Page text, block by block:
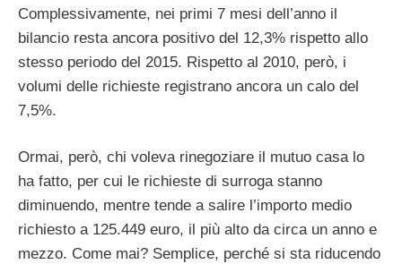
Complessivamente, nei primi 7 mesi dell’anno il
bilancio resta ancora positivo del 12,3% rispetto allo
stesso periodo del 2015. Rispetto al 2010, però, i
volumi delle richieste registrano ancora un calo del
7,5%.
Ormai, però, chi voleva rinegoziare il mutuo casa lo
ha fatto, per cui le richieste di surroga stanno
diminuendo, mentre tende a salire l’importo medio
richiesto a 125.449 euro, il più alto da circa un anno e
mezzo. Come mai? Semplice, perché si sta riducendo